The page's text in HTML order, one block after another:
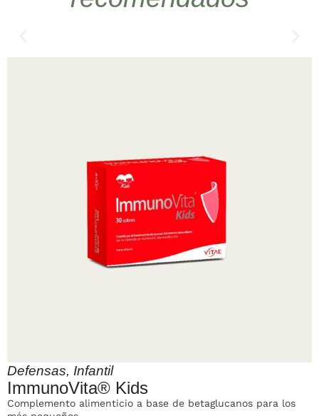
Defensas, Infantil
ImmunoVita® Kids
Complemento alimenticio a base de betaglucanos para los